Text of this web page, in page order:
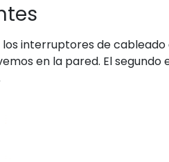
interruptores de cableado
en la pared. El segundo